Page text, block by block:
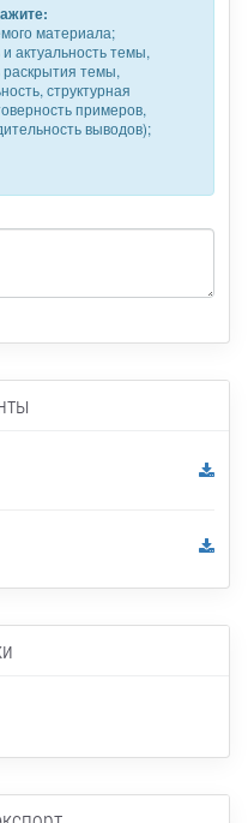
материала;
актуальность темы,
раскрытия темы,
структурная
примеров,
выводов);